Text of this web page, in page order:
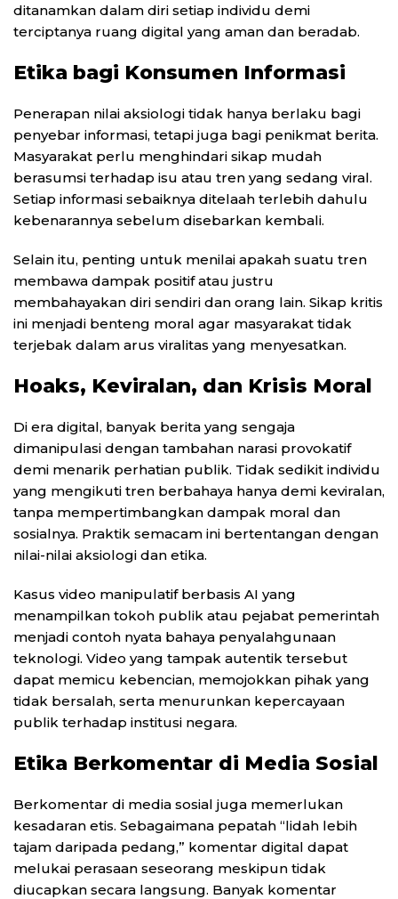
ditanamkan dalam diri setiap individu demi
terciptanya ruang digital yang aman dan beradab.
Etika bagi Konsumen Informasi
Penerapan nilai aksiologi tidak hanya berlaku bagi
penyebar informasi, tetapi juga bagi penikmat berita.
Masyarakat perlu menghindari sikap mudah
berasumsi terhadap isu atau tren yang sedang viral.
Setiap informasi sebaiknya ditelaah terlebih dahulu
kebenarannya sebelum disebarkan kembali.
Selain itu, penting untuk menilai apakah suatu tren
membawa dampak positif atau justru
membahayakan diri sendiri dan orang lain. Sikap kritis
ini menjadi benteng moral agar masyarakat tidak
terjebak dalam arus viralitas yang menyesatkan.
Hoaks, Keviralan, dan Krisis Moral
Di era digital, banyak berita yang sengaja
dimanipulasi dengan tambahan narasi provokatif
demi menarik perhatian publik. Tidak sedikit individu
yang mengikuti tren berbahaya hanya demi keviralan,
tanpa mempertimbangkan dampak moral dan
sosialnya. Praktik semacam ini bertentangan dengan
nilai-nilai aksiologi dan etika.
Kasus video manipulatif berbasis AI yang
menampilkan tokoh publik atau pejabat pemerintah
menjadi contoh nyata bahaya penyalahgunaan
teknologi. Video yang tampak autentik tersebut
dapat memicu kebencian, memojokkan pihak yang
tidak bersalah, serta menurunkan kepercayaan
publik terhadap institusi negara.
Etika Berkomentar di Media Sosial
Berkomentar di media sosial juga memerlukan
kesadaran etis. Sebagaimana pepatah “lidah lebih
tajam daripada pedang,” komentar digital dapat
melukai perasaan seseorang meskipun tidak
diucapkan secara langsung. Banyak komentar